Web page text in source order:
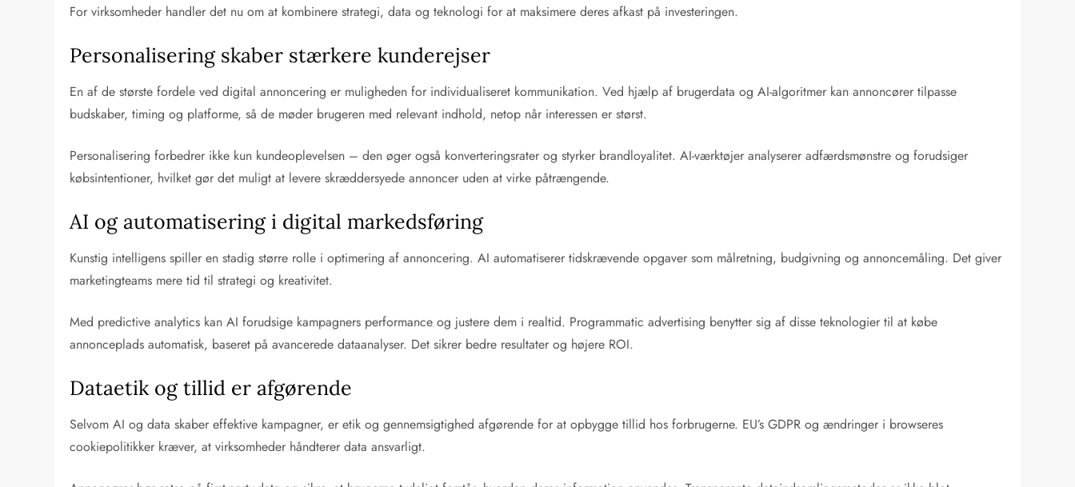
For virksomheder handler det nu om at kombinere strategi, data og teknologi for at maksimere deres afkast på investeringen.
Personalisering skaber stærkere kunderejser
En af de største fordele ved digital annoncering er muligheden for individualiseret kommunikation. Ved hjælp af brugerdata og AI-algoritmer kan annoncører tilpasse
budskaber, timing og platforme, så de møder brugeren med relevant indhold, netop når interessen er størst.
Personalisering forbedrer ikke kun kundeoplevelsen – den øger også konverteringsrater og styrker brandloyalitet. AI-værktøjer analyserer adfærdsmønstre og forudsiger
købsintentioner, hvilket gør det muligt at levere skræddersyede annoncer uden at virke påtrængende.
AI og automatisering i digital markedsføring
Kunstig intelligens spiller en stadig større rolle i optimering af annoncering. AI automatiserer tidskrævende opgaver som målretning, budgivning og annoncemåling. Det giver
marketingteams mere tid til strategi og kreativitet.
Med predictive analytics kan AI forudsige kampagners performance og justere dem i realtid. Programmatic advertising benytter sig af disse teknologier til at købe
annonceplads automatisk, baseret på avancerede dataanalyser. Det sikrer bedre resultater og højere ROI.
Dataetik og tillid er afgørende
Selvom AI og data skaber effektive kampagner, er etik og gennemsigtighed afgørende for at opbygge tillid hos forbrugerne. EU’s GDPR og ændringer i browseres
cookiepolitikker kræver, at virksomheder håndterer data ansvarligt.